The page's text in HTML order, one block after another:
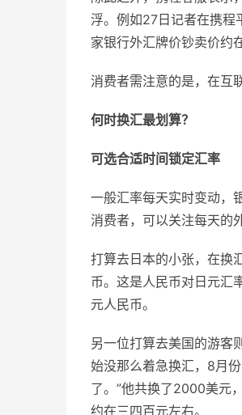
浮。例如27日记者在携程
家银行外汇牌价钞卖价约
消费者需注意的是，在互
何时换汇最划算？
可选合适时间锁定汇率
一般汇率每天实时变动，
消费者，可以关注每天的
打算去日本的小张，在换
币。这是人民币对日元汇
元人民币。
另一位打算去美国的游客
始没那么着急换汇，8月
了。”他共换了2000美元
约在三四百元左右。